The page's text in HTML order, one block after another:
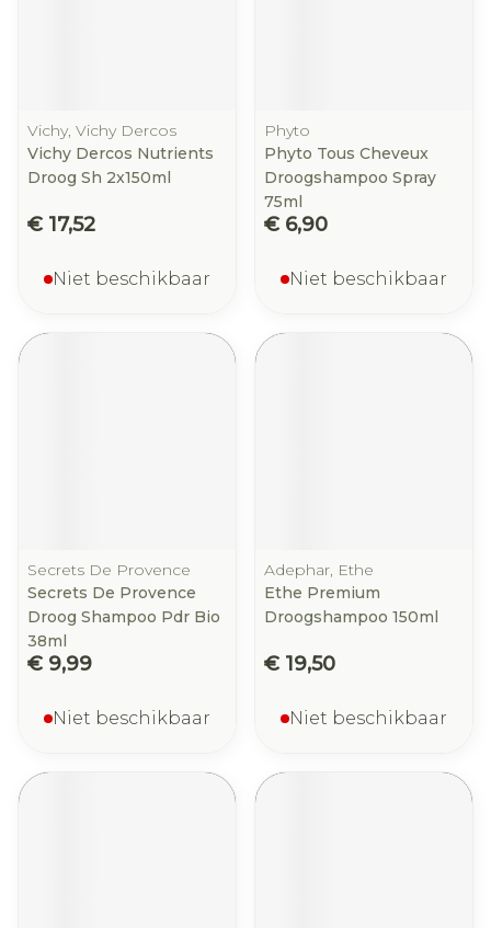
Vichy, Vichy Dercos
Vichy Dercos Nutrients
Droog Sh 2x150ml
€ 17,52
Niet beschikbaar
Phyto
Phyto Tous Cheveux
Droogshampoo Spray
75ml
€ 6,90
Niet beschikbaar
Secrets De Provence
Secrets De Provence
Droog Shampoo Pdr Bio
38ml
€ 9,99
Niet beschikbaar
Adephar, Ethe
Ethe Premium
Droogshampoo 150ml
€ 19,50
Niet beschikbaar